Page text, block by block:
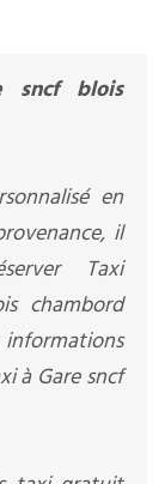
sncf blois
en
il
Taxi
chambord
à Gare sncf